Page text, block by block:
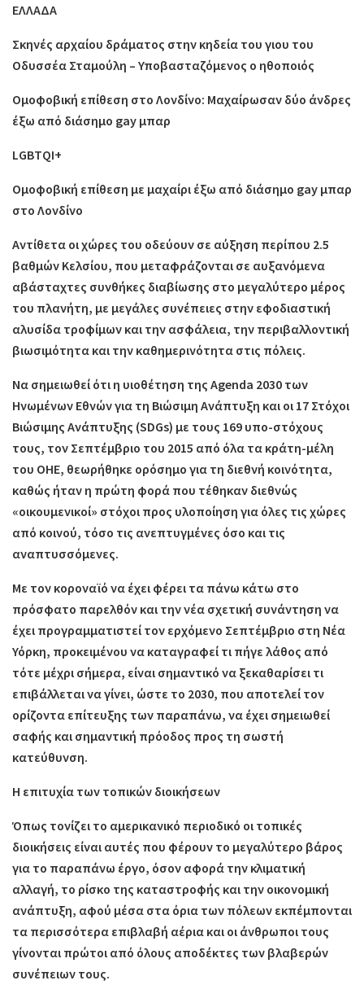
ΕΛΛΑΔΑ
Σκηνές αρχαίου δράματος στην κηδεία του γιου του
Οδυσσέα Σταμούλη – Υποβασταζόμενος ο ηθοποιός
Ομοφοβική επίθεση στο Λονδίνο: Μαχαίρωσαν δύο άνδρες
έξω από διάσημο gay μπαρ
LGBTQI+
Ομοφοβική επίθεση με μαχαίρι έξω από διάσημο gay μπαρ
στο Λονδίνο
Αντίθετα οι χώρες του οδεύουν σε αύξηση περίπου 2.5
βαθμών Κελσίου, που μεταφράζονται σε αυξανόμενα
αβάσταχτες συνθήκες διαβίωσης στο μεγαλύτερο μέρος
του πλανήτη, με μεγάλες συνέπειες στην εφοδιαστική
αλυσίδα τροφίμων και την ασφάλεια, την περιβαλλοντική
βιωσιμότητα και την καθημερινότητα στις πόλεις.
Να σημειωθεί ότι η υιοθέτηση της Agenda 2030 των
Ηνωμένων Εθνών για τη Βιώσιμη Ανάπτυξη και οι 17 Στόχοι
Βιώσιμης Ανάπτυξης (SDGs) με τους 169 υπο-στόχους
τους, τον Σεπτέμβριο του 2015 από όλα τα κράτη-μέλη
του ΟΗΕ, θεωρήθηκε ορόσημο για τη διεθνή κοινότητα,
καθώς ήταν η πρώτη φορά που τέθηκαν διεθνώς
«οικουμενικοί» στόχοι προς υλοποίηση για όλες τις χώρες
από κοινού, τόσο τις ανεπτυγμένες όσο και τις
αναπτυσσόμενες.
Με τον κοροναϊό να έχει φέρει τα πάνω κάτω στο
πρόσφατο παρελθόν και την νέα σχετική συνάντηση να
έχει προγραμματιστεί τον ερχόμενο Σεπτέμβριο στη Νέα
Υόρκη, προκειμένου να καταγραφεί τι πήγε λάθος από
τότε μέχρι σήμερα, είναι σημαντικό να ξεκαθαρίσει τι
επιβάλλεται να γίνει, ώστε το 2030, που αποτελεί τον
ορίζοντα επίτευξης των παραπάνω, να έχει σημειωθεί
σαφής και σημαντική πρόοδος προς τη σωστή
κατεύθυνση.
Η επιτυχία των τοπικών διοικήσεων
Όπως τονίζει το αμερικανικό περιοδικό οι τοπικές
διοικήσεις είναι αυτές που φέρουν το μεγαλύτερο βάρος
για το παραπάνω έργο, όσον αφορά την κλιματική
αλλαγή, το ρίσκο της καταστροφής και την οικονομική
ανάπτυξη, αφού μέσα στα όρια των πόλεων εκπέμπονται
τα περισσότερα επιβλαβή αέρια και οι άνθρωποι τους
γίνονται πρώτοι από όλους αποδέκτες των βλαβερών
συνέπειων τους.